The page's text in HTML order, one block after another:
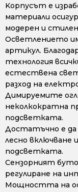
Kорпусът е
материали
модерен и
Осветлението
артикул.
технология
естествена
разход на
Димируемите
неколкократна
подсветката.
Достатъчно е да
лесно включване
подсветката.
Сензорният
регулиране на
Мощността на